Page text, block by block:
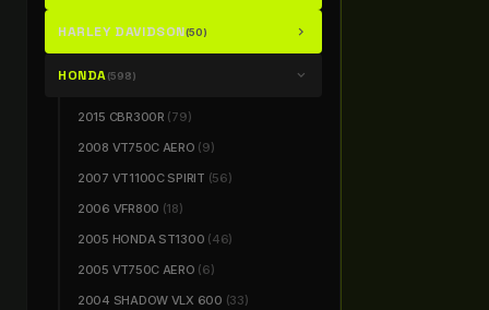
HARLEY DAVIDSON(50) chevron_right
HONDA(598) chevron_right
2015 CBR300R (79)
2008 VT750C AERO (9)
2007 VT1100C SPIRIT (56)
2006 VFR800 (18)
2005 HONDA ST1300 (46)
2005 VT750C AERO (6)
2004 SHADOW VLX 600 (33)